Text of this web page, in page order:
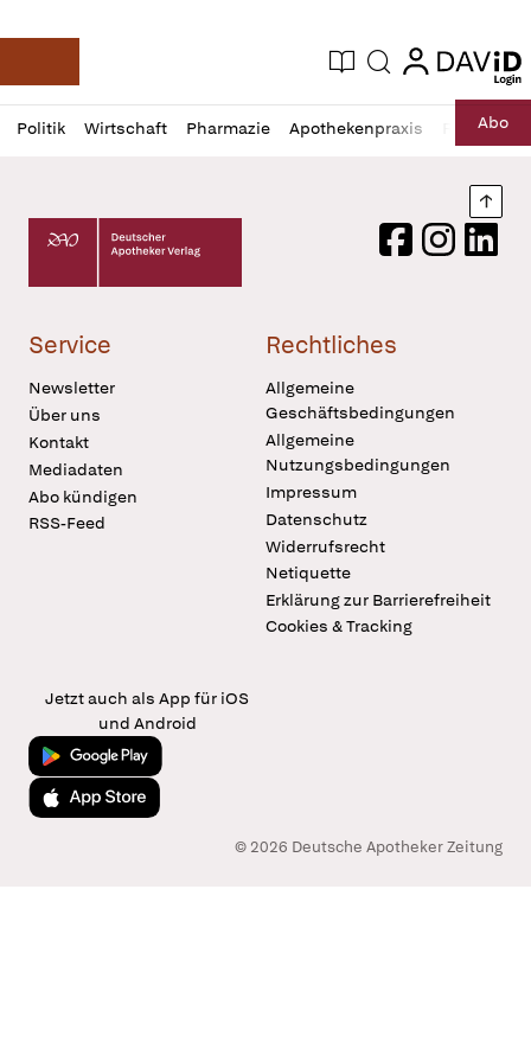
Deutsche Apotheker Zeitung
Aktuelle Ausgabe
Suche login
login
Politik Wirtschaft Pharmazie Apothekenpraxis RechtAbo
Profil
öffnen
Daz
Pur
Deutscher Apotheker Verlag Logo
FacebookInstagram
Service
Newsletter
Über uns
Kontakt
Mediadaten
Abo kündigen
RSS-Feed
Rechtliches
Allgemeine
Geschäftsbedingungen
Allgemeine
Nutzungsbedingungen
Impressum
Datenschutz
Widerrufsrecht
Netiquette
Erklärung zur Barrierefreiheit
Cookies & Tracking
Jetzt auch als App für iOS
und Android
Jetzt bei Google Play
Laden im App Store
© 2026 Deutsche Apotheker Zeitung